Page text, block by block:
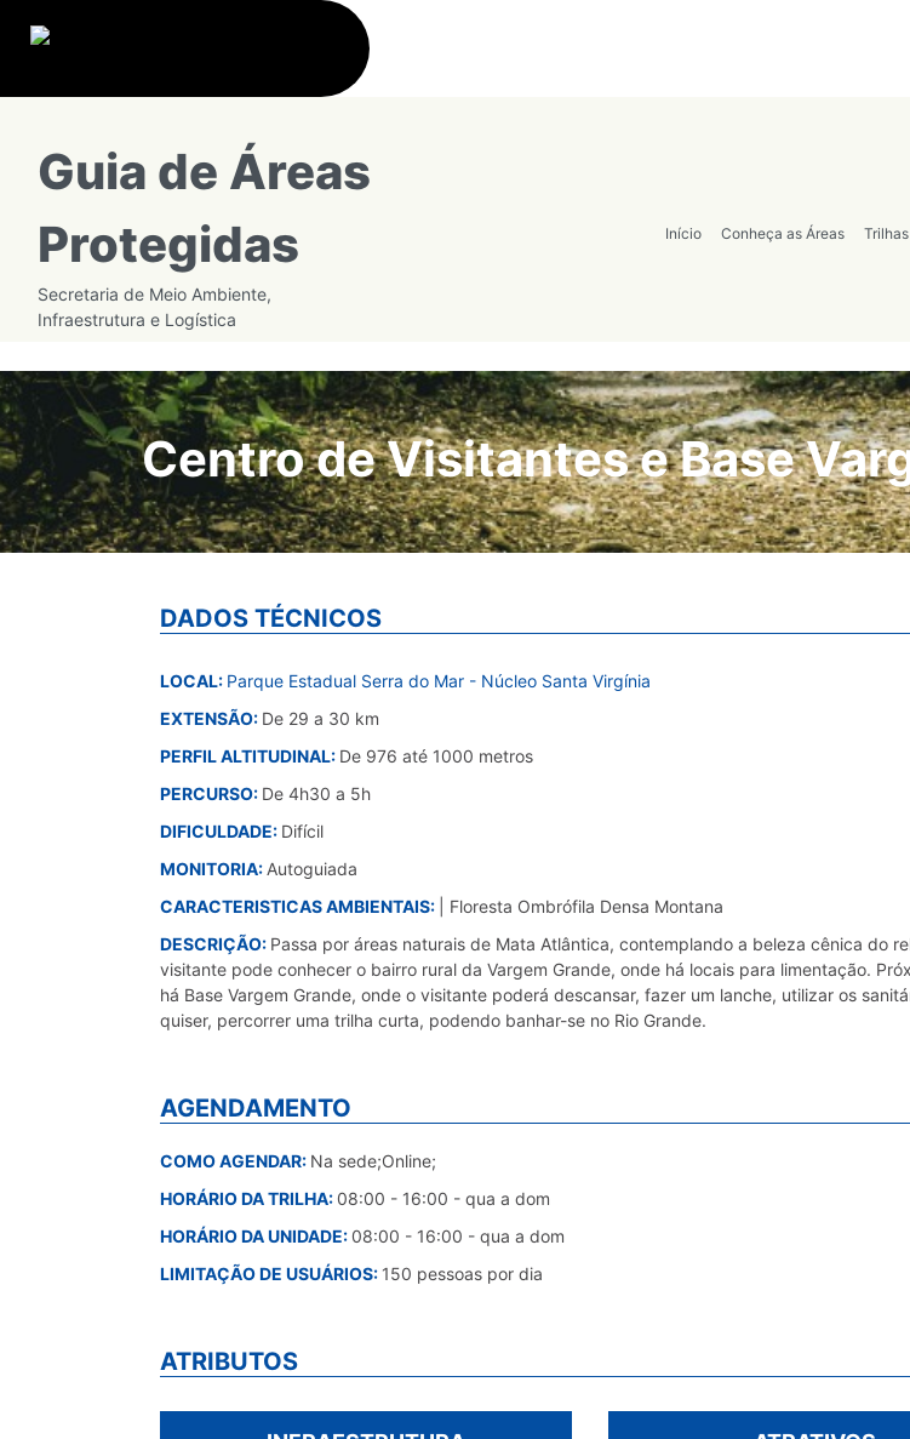
Guia de Áreas
Protegidas
Secretaria de Meio Ambiente,
Infraestrutura e Logística
Início Conheça as Áreas Trilhas
Centro de Visitantes e Base
DADOS TÉCNICOS
LOCAL: Parque Estadual Serra do Mar - Núcleo Santa Virgínia
EXTENSÃO: De 29 a 30 km
PERFIL ALTITUDINAL: De 976 até 1000 metros
PERCURSO: De 4h30 a 5h
DIFICULDADE: Difícil
MONITORIA: Autoguiada
CARACTERISTICAS AMBIENTAIS:
| Floresta Ombrófila Densa Montana
DESCRIÇÃO: Passa por áreas naturais de Mata Atlântica, contemplando a beleza cênica do
visitante pode conhecer o bairro rural da Vargem Grande, onde há locais para limentação.
há Base Vargem Grande, onde o visitante poderá descansar, fazer um lanche, utilizar os
quiser, percorrer uma trilha curta, podendo banhar-se no Rio Grande.
AGENDAMENTO
COMO AGENDAR: Na sede;Online;
HORÁRIO DA TRILHA:08:00 - 16:00 - qua a dom
HORÁRIO DA UNIDADE:08:00 - 16:00 - qua a dom
LIMITAÇÃO DE USUÁRIOS: 150 pessoas por dia
ATRIBUTOS